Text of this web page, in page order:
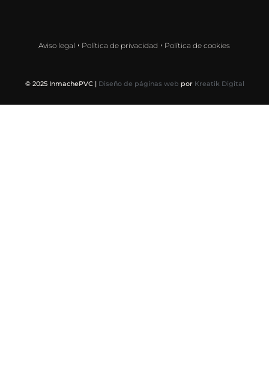
Aviso legal Política de privacidad Política de cookies
© 2025 InmachePVC | Diseño de páginas web por Kreatik Digital